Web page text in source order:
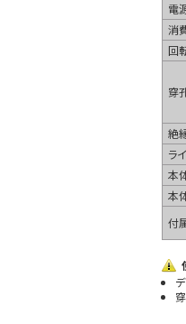
電
消
回
穿
絶
ラ
本
本
付